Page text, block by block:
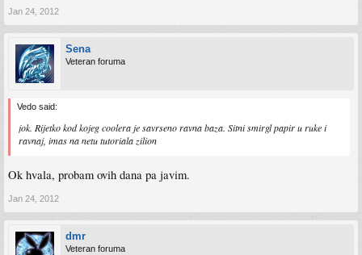
Jan 24, 2012
Sena
Veteran foruma
Vedo said:
jok. Rijetko kod kojeg coolera je savrseno ravna baza. Sitni smirgl papir u ruke i
ravnaj, imas na netu tutoriala zilion
Ok hvala, probam ovih dana pa javim.
Jan 24, 2012
dmr
Veteran foruma